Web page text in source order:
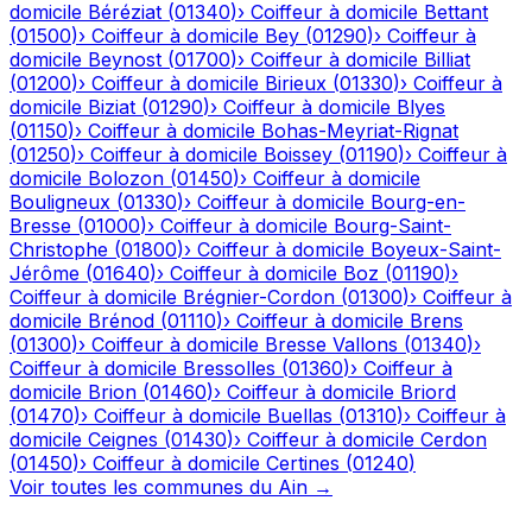
domicile Béréziat (01340)› Coiffeur à domicile Bettant
(01500)› Coiffeur à domicile Bey (01290)› Coiffeur à
domicile Beynost (01700)› Coiffeur à domicile Billiat
(01200)› Coiffeur à domicile Birieux (01330)› Coiffeur à
domicile Biziat (01290)› Coiffeur à domicile Blyes
(01150)› Coiffeur à domicile Bohas-Meyriat-Rignat
(01250)› Coiffeur à domicile Boissey (01190)› Coiffeur à
domicile Bolozon (01450)› Coiffeur à domicile
Bouligneux (01330)› Coiffeur à domicile Bourg-en-
Bresse (01000)› Coiffeur à domicile Bourg-Saint-
Christophe (01800)› Coiffeur à domicile Boyeux-Saint-
Jérôme (01640)› Coiffeur à domicile Boz (01190)›
Coiffeur à domicile Brégnier-Cordon (01300)› Coiffeur à
domicile Brénod (01110)› Coiffeur à domicile Brens
(01300)› Coiffeur à domicile Bresse Vallons (01340)›
Coiffeur à domicile Bressolles (01360)› Coiffeur à
domicile Brion (01460)› Coiffeur à domicile Briord
(01470)› Coiffeur à domicile Buellas (01310)› Coiffeur à
domicile Ceignes (01430)› Coiffeur à domicile Cerdon
(01450)› Coiffeur à domicile Certines (01240)
Voir toutes les communes du Ain →